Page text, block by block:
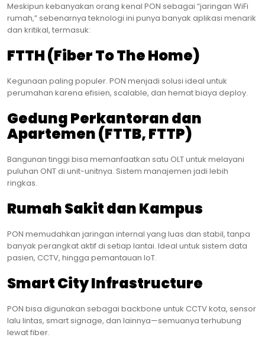
Meskipun kebanyakan orang kenal PON sebagai “jaringan WiFi
rumah,” sebenarnya teknologi ini punya banyak aplikasi menarik
dan kritikal, termasuk:
FTTH (Fiber To The Home)
Kegunaan paling populer. PON menjadi solusi ideal untuk
perumahan karena efisien, scalable, dan hemat biaya deploy.
Gedung Perkantoran dan
Apartemen (FTTB, FTTP)
Bangunan tinggi bisa memanfaatkan satu OLT untuk melayani
puluhan ONT di unit-unitnya. Sistem manajemen jadi lebih
ringkas.
Rumah Sakit dan Kampus
PON memudahkan jaringan internal yang luas dan stabil, tanpa
banyak perangkat aktif di setiap lantai. Ideal untuk sistem data
pasien, CCTV, hingga pemantauan IoT.
Smart City Infrastructure
PON bisa digunakan sebagai backbone untuk CCTV kota, sensor
lalu lintas, smart signage, dan lainnya—semuanya terhubung
lewat fiber.